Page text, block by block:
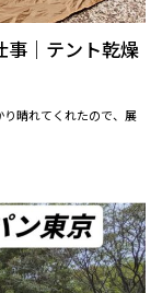
事｜テント乾燥
晴れてくれたので、展